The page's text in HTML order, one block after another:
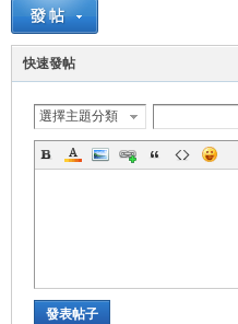
快速發帖
選擇主題分類
發表帖子